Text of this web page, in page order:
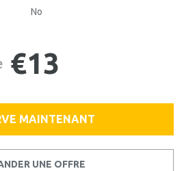
No
€13
MAINTENANT
UNE OFFRE